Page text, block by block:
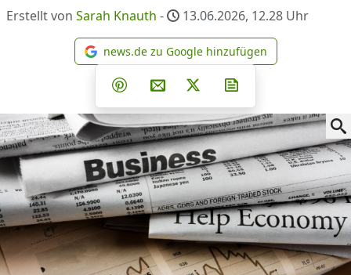
Erstellt von Sarah Knauth - 13.06.2026, 12.28 Uhr
news.de zu Google
news.de zu Google hinzufügen
Teilen auf Facebook
Teilen auf Whatsapp
Teilen auf Telegram
Teilen auf Pinterest
Per E-Mail teilen
Post auf X